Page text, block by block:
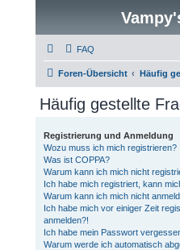
FAQ
Foren-Übersicht Häufig
Häufig gestellte
Registrierung und Anmeldung
Wozu muss ich mich registrieren?
Was ist COPPA?
Warum kann ich mich nicht
Ich habe mich registriert, kann
Warum kann ich mich nicht
Ich habe mich vor einiger Zeit
anmelden?!
Ich habe mein Passwort
Warum werde ich automatisch